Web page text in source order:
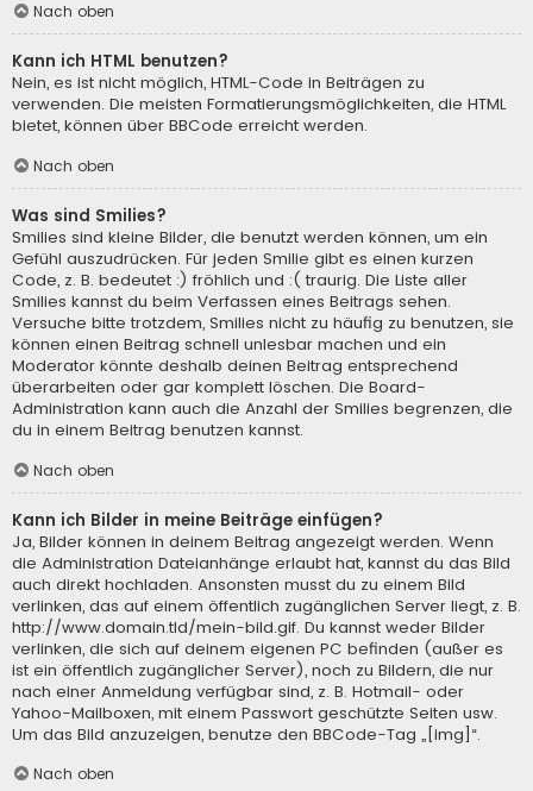
Nach oben
Kann ich HTML benutzen?
Nein, es ist nicht möglich, HTML-Code in Beiträgen zu
verwenden. Die meisten Formatierungsmöglichkeiten, die HTML
bietet, können über BBCode erreicht werden.
Nach oben
Was sind Smilies?
Smilies sind kleine Bilder, die benutzt werden können, um ein
Gefühl auszudrücken. Für jeden Smilie gibt es einen kurzen
Code, z. B. bedeutet :) fröhlich und :( traurig. Die Liste aller
Smilies kannst du beim Verfassen eines Beitrags sehen.
Versuche bitte trotzdem, Smilies nicht zu häufig zu benutzen, sie
können einen Beitrag schnell unlesbar machen und ein
Moderator könnte deshalb deinen Beitrag entsprechend
überarbeiten oder gar komplett löschen. Die Board-
Administration kann auch die Anzahl der Smilies begrenzen, die
du in einem Beitrag benutzen kannst.
Nach oben
Kann ich Bilder in meine Beiträge einfügen?
Ja, Bilder können in deinem Beitrag angezeigt werden. Wenn
die Administration Dateianhänge erlaubt hat, kannst du das Bild
auch direkt hochladen. Ansonsten musst du zu einem Bild
verlinken, das auf einem öffentlich zugänglichen Server liegt, z. B.
http://www.domain.tld/mein-bild.gif. Du kannst weder Bilder
verlinken, die sich auf deinem eigenen PC befinden (außer es
ist ein öffentlich zugänglicher Server), noch zu Bildern, die nur
nach einer Anmeldung verfügbar sind, z. B. Hotmail- oder
Yahoo-Mailboxen, mit einem Passwort geschützte Seiten usw.
Um das Bild anzuzeigen, benutze den BBCode-Tag „[img]“.
Nach oben